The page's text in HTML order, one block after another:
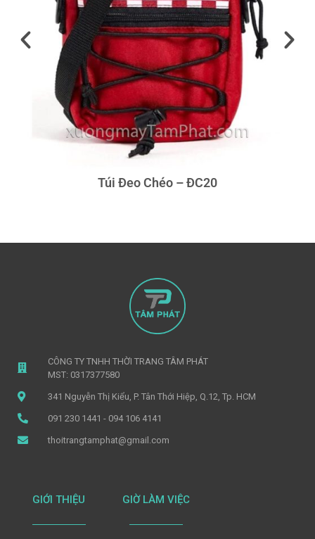
Túi Đeo Chéo – ĐC20
CÔNG TY TNHH THỜI TRANG TÂM PHÁT
MST: 0317377580
341 Nguyễn Thị Kiểu, P. Tân Thới Hiệp, Q.12, Tp. HCM
091 230 1441 - 094 106 4141
thoitrangtamphat@gmail.com
GIỚI THIỆU GIỜ LÀM VIỆC